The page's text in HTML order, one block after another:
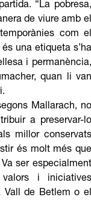
“La pobresa,
de viure amb el
com el
una etiqueta s’ha
i permanència,
quan li van
Mallarach, no
a preservar-lo
millor conservats
és molt més que
ser especialment
i iniciatives
Vall de Betlem o el